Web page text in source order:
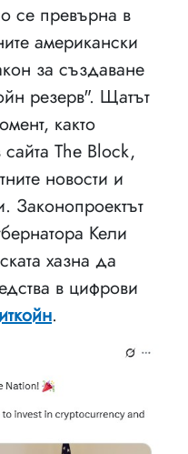
се превърна в
американски
за създаване
резерв". Щатът
както
The Block,
новости и
Законопроектът
Кели
хазна да
в цифрови
.